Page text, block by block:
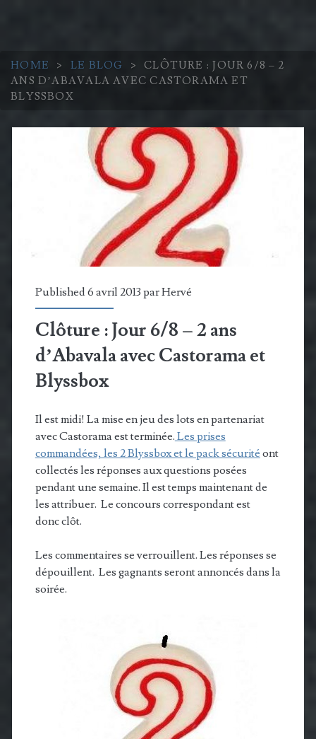
HOME > LE BLOG >
CLÔTURE : JOUR 6/8 – 2
ANS D’ABAVALA AVEC CASTORAMA ET
BLYSSBOX
Published 6 avril 2013 parHervé
Clôture : Jour 6/8 – 2 ans
d’Abavala avec Castorama et
Blyssbox
Il est midi! La mise en jeu des lots en partenariat
avec Castorama est terminée. Les prises
commandées, les 2 Blyssbox et le pack sécurité ont
collectés les réponses aux questions posées
pendant une semaine. Il est temps maintenant de
les attribuer. Le concours correspondant est
donc clôt.
Les commentaires se verrouillent. Les réponses se
dépouillent. Les gagnants seront annoncés dans la
soirée.